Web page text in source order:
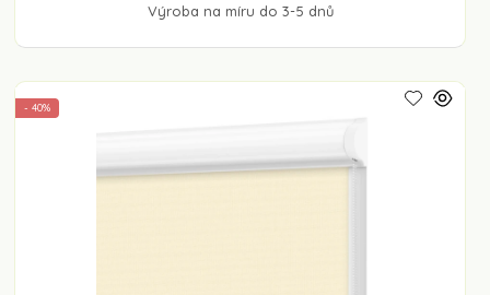
Výroba na míru do 3-5 dnů
- 40%